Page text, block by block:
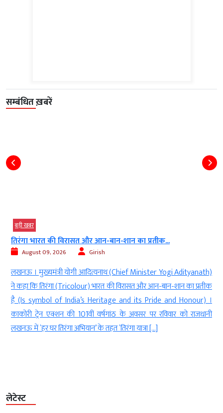
सम्बंधित ख़बरें
प्रतीक...
Yogi Adityanath)
और आन-बान-शान का प्रतीक
Pride and Honour) ।
पर रविवार को राजधानी
[…]
देश में आदिवासी समाज के साथ ही सबसे...
August 09, 2026
नई दिल्ली । आप संयोजक अरविंद केजरीवाल
Kejriwal) ने कहा कि देश में आदिवासी समाज
Country) के साथ ही सबसे ज्यादा अन्याय
Injustice) । दुनियाभर के आदिवासी समुदायों के
उनकी संस्कृति, भाषा और परंपराओं का सम्मान करने
लेटेस्ट